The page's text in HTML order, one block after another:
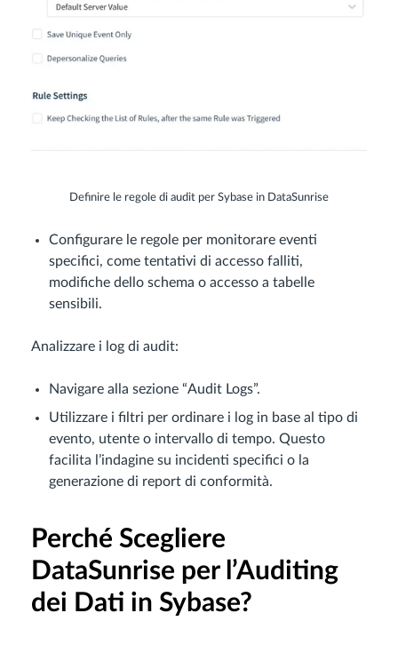
Definire le regole di audit per Sybase in DataSunrise
Configurare le regole per monitorare eventi
specifici, come tentativi di accesso falliti,
modifiche dello schema o accesso a tabelle
sensibili.
Analizzare i log di audit:
Navigare alla sezione “Audit Logs”.
Utilizzare i filtri per ordinare i log in base al tipo di
evento, utente o intervallo di tempo. Questo
facilita l’indagine su incidenti specifici o la
generazione di report di conformità.
Perché Scegliere
DataSunrise per l’Auditing
dei Dati in Sybase?